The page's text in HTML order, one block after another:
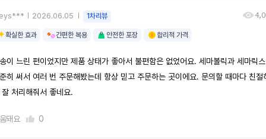
2026.06.05 1차리뷰
확실한 효과 간편한 복용 안전한 포장 합리적 가격
이 느린 편이었지만 제품 상태가 좋아서 불편함은 없었어요. 세마볼릭과 세마릭
히 써서 여러 번 주문해봤는데 항상 믿고 주문하는 곳이에요. 문의할 때마다 친절
처리해줘서 좋네요.
돼요 0